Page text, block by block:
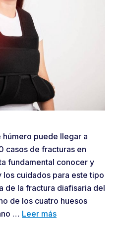
puede llegar a
casos de fracturas en
fundamental conocer y
los cuidados para este tipo
de la fractura diafisaria del
de los cuatro huesos
… Leer más